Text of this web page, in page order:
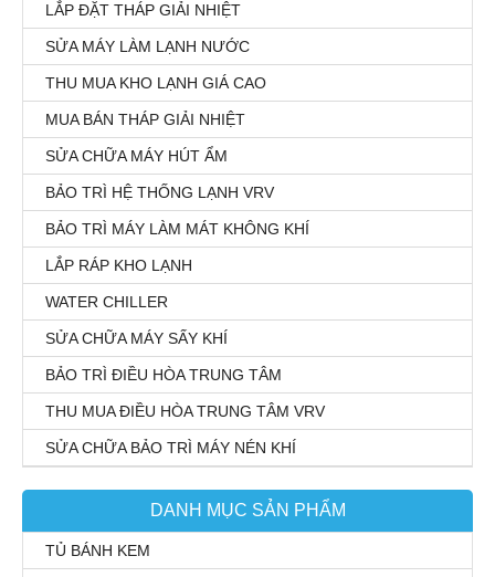
LẮP ĐẶT THÁP GIẢI NHIỆT
SỬA MÁY LÀM LẠNH NƯỚC
THU MUA KHO LẠNH GIÁ CAO
MUA BÁN THÁP GIẢI NHIỆT
SỬA CHỮA MÁY HÚT ẨM
BẢO TRÌ HỆ THỐNG LẠNH VRV
BẢO TRÌ MÁY LÀM MÁT KHÔNG KHÍ
LẮP RÁP KHO LẠNH
WATER CHILLER
SỬA CHỮA MÁY SẤY KHÍ
BẢO TRÌ ĐIỀU HÒA TRUNG TÂM
THU MUA ĐIỀU HÒA TRUNG TÂM VRV
SỬA CHỮA BẢO TRÌ MÁY NÉN KHÍ
DANH MỤC SẢN PHẨM
TỦ BÁNH KEM